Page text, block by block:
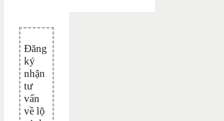
Đăng
ký
nhận
tư
vấn
về lộ